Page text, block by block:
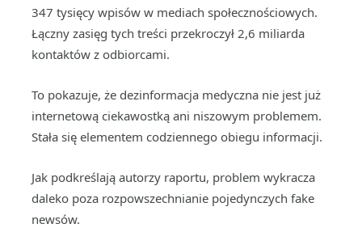
347 tysięcy wpisów w mediach społecznościowych.
Łączny zasięg tych treści przekroczył 2,6 miliarda
kontaktów z odbiorcami.
To pokazuje, że dezinformacja medyczna nie jest już
internetową ciekawostką ani niszowym problemem.
Stała się elementem codziennego obiegu informacji.
Jak podkreślają autorzy raportu, problem wykracza
daleko poza rozpowszechnianie pojedynczych fake
newsów.